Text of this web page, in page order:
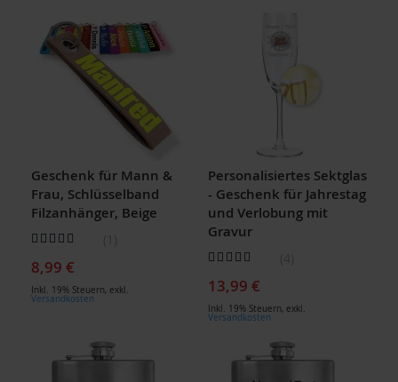
Geschenk für Mann &
Frau, Schlüsselband
Filzanhänger, Beige
Bewertung:
8,99 €
Inkl. 19% Steuern, exkl.
Versandkosten
Personalisiertes Sektglas
- Geschenk für Jahrestag
und Verlobung mit
Gravur
Bewertung:
13,99 €
Inkl. 19% Steuern, exkl.
Versandkosten